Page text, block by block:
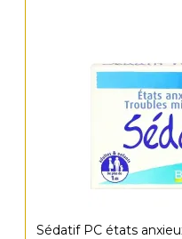
Sédatif PC états